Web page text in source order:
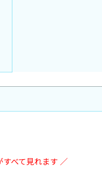
べて見れます ／